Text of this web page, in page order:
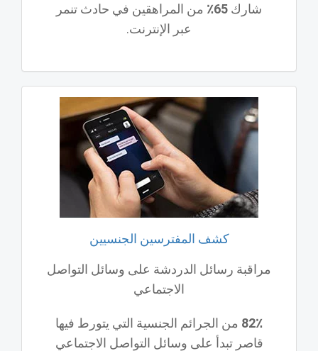
شارك 65٪
من المراهقين في حادث تنمر
عبر الإنترنت.
كشف المفترسين الجنسيين
مراقبة رسائل الدردشة على وسائل التواصل
الاجتماعي
82٪ من الجرائم الجنسية التي يتورط فيها
قاصر تبدأ على وسائل التواصل الاجتماعي